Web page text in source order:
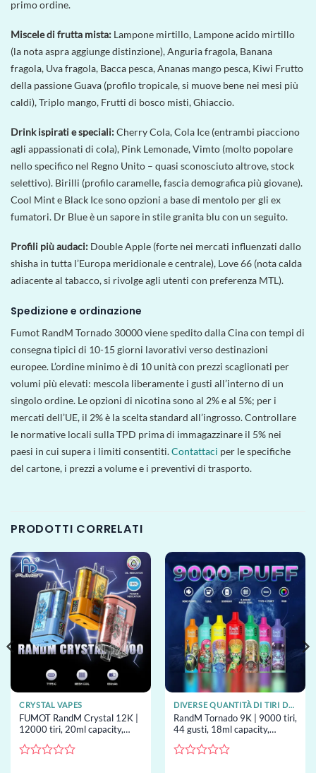
primo ordine.
Miscele di frutta mista: Lampone mirtillo, Lampone acido mirtillo
(la nota aspra aggiunge distinzione), Anguria fragola, Banana
fragola, Uva fragola, Bacca pesca, Ananas mango pesca, Kiwi Frutto
della passione Guava (profilo tropicale, si muove bene nei mesi più
caldi), Triplo mango, Frutti di bosco misti, Ghiaccio.
Drink ispirati e speciali:Cherry Cola, Cola Ice (entrambi piacciono
agli appassionati di cola), Pink Lemonade, Vimto (molto popolare
nello specifico nel Regno Unito – quasi sconosciuto altrove, stock
selettivo). Birilli (profilo caramelle, fascia demografica più giovane).
Cool Mint e Black Ice sono opzioni a base di mentolo per gli ex
fumatori. Dr Blue è un sapore in stile granita blu con un seguito.
Profili più audaci: Double Apple (forte nei mercati influenzati dallo
shisha in tutta l’Europa meridionale e centrale), Love 66 (nota calda
adiacente al tabacco, si rivolge agli utenti con preferenza MTL).
Spedizione e ordinazione
Fumot RandM Tornado 30000 viene spedito dalla Cina con tempi di
consegna tipici di 10-15 giorni lavorativi verso destinazioni
europee. L’ordine minimo è di 10 unità con prezzi scaglionati per
volumi più elevati: mescola liberamente i gusti all’interno di un
singolo ordine. Le opzioni di nicotina sono al 2% e al 5%; per i
mercati dell’UE, il 2% è la scelta standard all’ingrosso. Controllare
le normative locali sulla TPD prima di immagazzinare il 5% nei
paesi in cui supera i limiti consentiti.Contattaci per le specifiche
del cartone, i prezzi a volume e i preventivi di trasporto.
PRODOTTI CORRELATI
CRYSTAL VAPES
FUMOT RandM Crystal 12K |
12000 tiri, 20ml capacity,
usa e getta all’ingrosso
DIVERSE QUANTITÀ DI TIRI DELLE VAPE MONOUSO
RandM Tornado 9K | 9000 tiri,
44 gusti, 18ml capacity,
all’ingrosso